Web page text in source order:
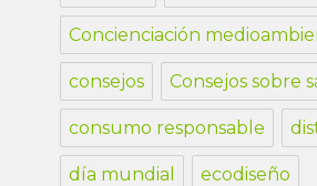
Concienciación
consejos Consejos sobre
consumo responsable
día mundial ecodiseño